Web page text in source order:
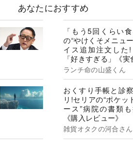
あなたにおすすめ
「もう5回くらい
の“やけくそメニュ
イス追加注文した!
「好きすぎる」《実
ランチ命の山盛くん
おくすり手帳と診
リ!セリアの“ポケッ
ース”病院の書類
《購入レビュー》
雑貨オタクの河合さん